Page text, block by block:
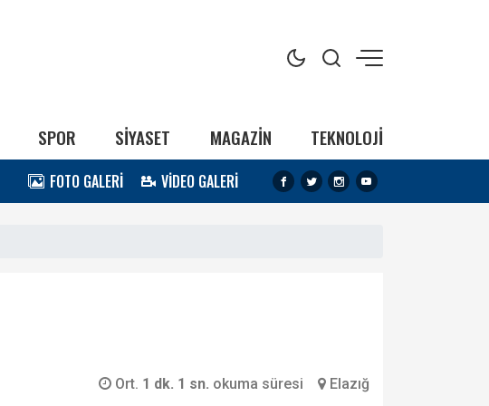
SPOR SİYASET MAGAZİN TEKNOLOJİ
FOTO GALERİ VİDEO GALERİ
Ort. 1 dk. 1 sn. okuma süresi Elazığ